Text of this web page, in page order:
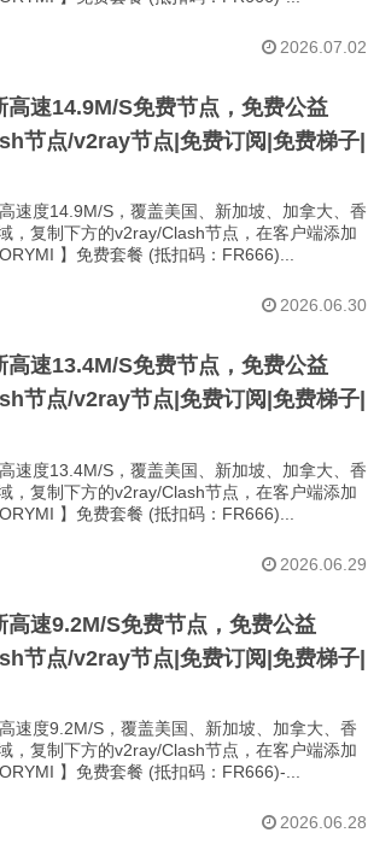
2026.07.02
高速14.9M/S免费节点，免费公益
节点/v2ray节点|免费订阅|免费梯子|
速度14.9M/S，覆盖美国、新加坡、加拿大、香
，复制下方的v2ray/Clash节点，在客户端添加
】免费套餐 (抵扣码：FR666)...
2026.06.30
高速13.4M/S免费节点，免费公益
节点/v2ray节点|免费订阅|免费梯子|
速度13.4M/S，覆盖美国、新加坡、加拿大、香
，复制下方的v2ray/Clash节点，在客户端添加
】免费套餐 (抵扣码：FR666)...
2026.06.29
高速9.2M/S免费节点，免费公益
节点/v2ray节点|免费订阅|免费梯子|
速度9.2M/S，覆盖美国、新加坡、加拿大、香
，复制下方的v2ray/Clash节点，在客户端添加
】免费套餐 (抵扣码：FR666)-...
2026.06.28